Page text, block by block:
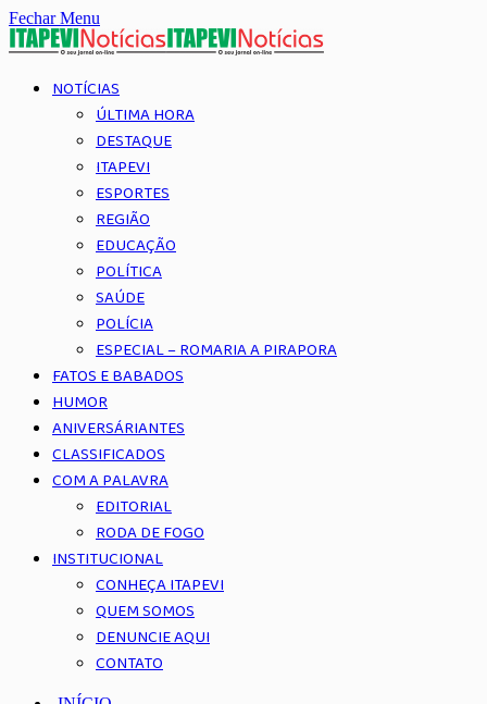
Fechar Menu
NOTÍCIAS
ÚLTIMA HORA
DESTAQUE
ITAPEVI
ESPORTES
REGIÃO
EDUCAÇÃO
POLÍTICA
SAÚDE
POLÍCIA
ESPECIAL – ROMARIA A PIRAPORA
FATOS E BABADOS
HUMOR
ANIVERSÁRIANTES
CLASSIFICADOS
COM A PALAVRA
EDITORIAL
RODA DE FOGO
INSTITUCIONAL
CONHEÇA ITAPEVI
QUEM SOMOS
DENUNCIE AQUI
CONTATO